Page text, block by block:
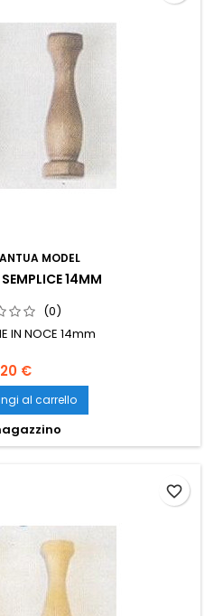
MODEL
14MM
(0)
IN NOCE 14mm
€
al carrello
favorite_border